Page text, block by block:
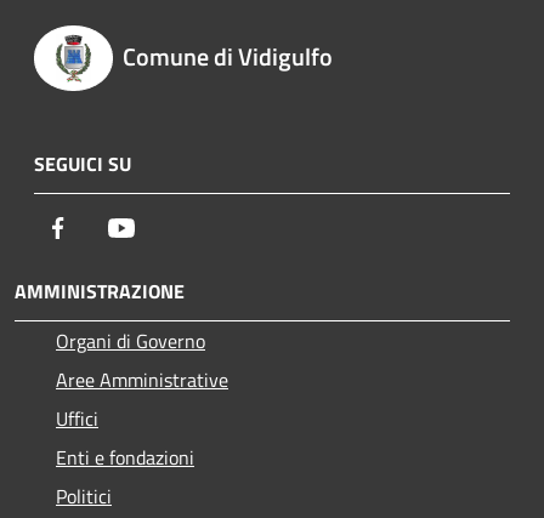
Comune di Vidigulfo
SEGUICI SU
Facebook
AMMINISTRAZIONE
Organi di Governo
Aree Amministrative
Uffici
Enti e fondazioni
Politici